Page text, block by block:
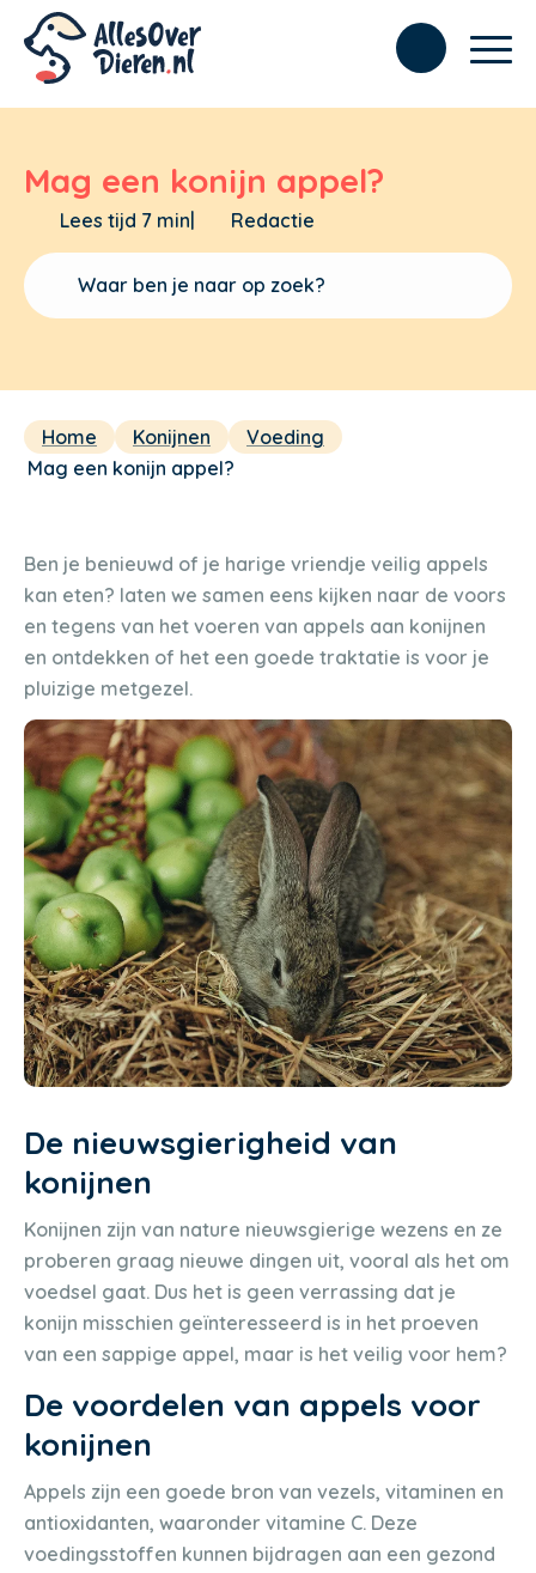
Mag een konijn appel?
Lees tijd 7 min| Redactie
Home Konijnen
Voeding
Mag een konijn appel?
Ben je benieuwd of je harige vriendje veilig appels
kan eten? laten we samen eens kijken naar de voors
en tegens van het voeren van appels aan konijnen
en ontdekken of het een goede traktatie is voor je
pluizige metgezel.
De nieuwsgierigheid van
konijnen
Konijnen zijn van nature nieuwsgierige wezens en ze
proberen graag nieuwe dingen uit, vooral als het om
voedsel gaat. Dus het is geen verrassing dat je
konijn misschien geïnteresseerd is in het proeven
van een sappige appel, maar is het veilig voor hem?
De voordelen van appels voor
konijnen
Appels zijn een goede bron van vezels, vitaminen en
antioxidanten, waaronder vitamine C. Deze
voedingsstoffen kunnen bijdragen aan een gezond